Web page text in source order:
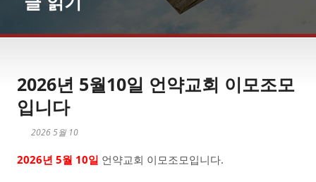
2026년 5월10일 언약교회 이모조모
입니다
2026 5월 10
2026년 5월 10일 언약교회 이모조모입니다.